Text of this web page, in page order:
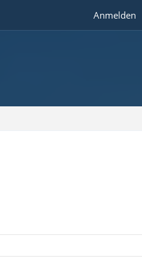
Anmelden